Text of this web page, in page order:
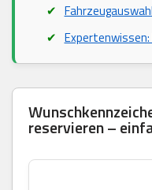
reservieren –